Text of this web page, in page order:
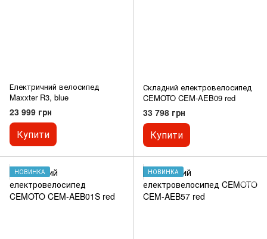
Електричний велосипед
Maxxter R3, blue
23 999 грн
Купити
Складний електровелосипед
CEMOTO CEM-AEB09 red
33 798 грн
Купити
НОВИНКА НОВИНКА